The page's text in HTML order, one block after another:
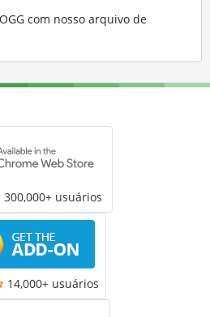
com nosso arquivo de
300,000+ usuários
14,000+ usuários